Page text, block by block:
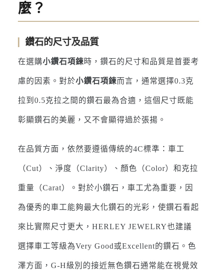
麼？
鑽石的尺寸及品質
在選購小鑽石項鍊時，鑽石的尺寸和品質是首要考
慮的因素。對於小鑽石項鍊而言，通常選擇0.3克
拉到0.5克拉之間的鑽石最為合適，這個尺寸既能
彰顯鑽石的美麗，又不會顯得過於張揚。
在品質方面，依然要遵循傳統的4C標準：車工
（Cut）、淨度（Clarity）、顏色（Color）和克拉
重量（Carat）。對於小鑽石，車工尤為重要，因
為優秀的車工能夠最大化鑽石的光彩，使鑽石看起
來比實際尺寸更大，HERLEY JEWELRY也建議
選擇車工等級為Very Good或Excellent的鑽石。色
澤方面，G-H級別的接近無色鑽石通常能在視覺效